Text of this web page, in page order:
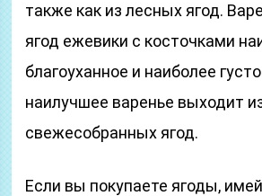
также как из лесных ягод.
ягод ежевики с косточками
благоуханное и наиболее
наилучшее варенье выходит
свежесобранных ягод.
Если вы покупаете ягоды,